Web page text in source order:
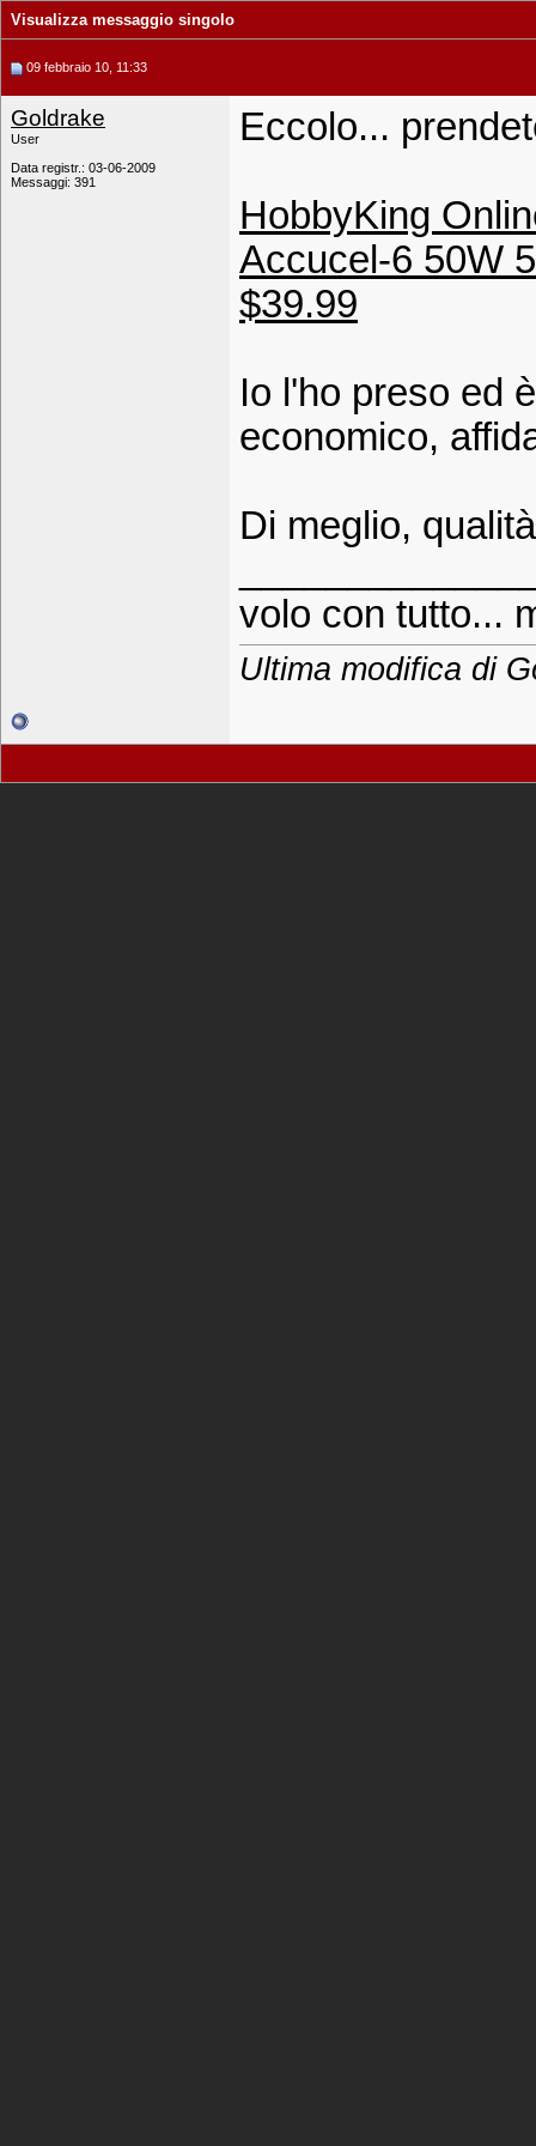
Visualizza messaggio singolo
09 febbraio 10, 11:33
Goldrake
User
Data registr.: 03-06-2009
Messaggi: 391
Eccolo...
HobbyKing
Accucel-6 50W
$39.99
Io l'ho preso ed
economico,
Di meglio,
volo con tutto...
Ultima modifica di